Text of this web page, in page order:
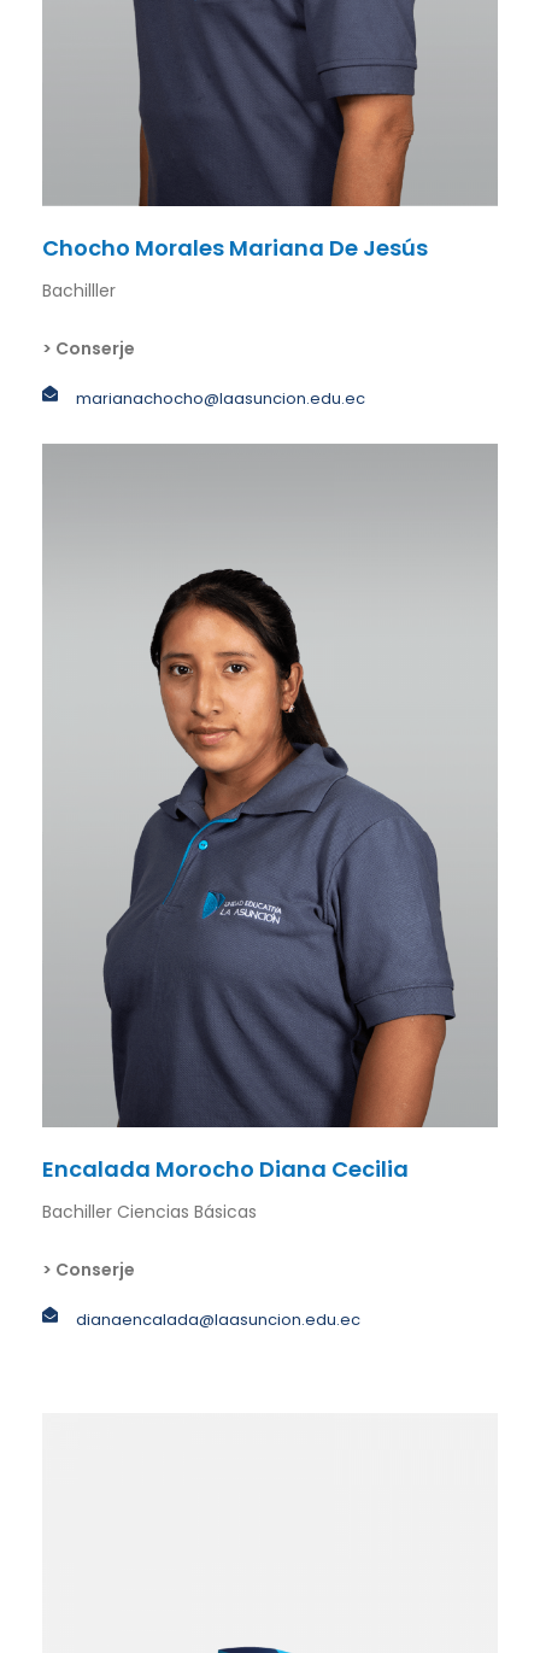
Chocho Morales Mariana De Jesús
Bachilller
> Conserje
marianachocho@laasuncion.edu.ec
Encalada Morocho Diana Cecilia
Bachiller Ciencias Básicas
> Conserje
dianaencalada@laasuncion.edu.ec